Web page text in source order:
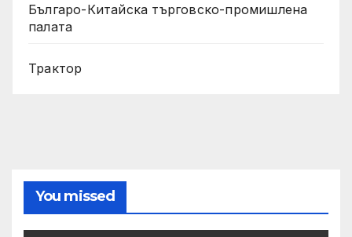
Българо-Китайска търговско-промишлена
палата
Трактор
You missed